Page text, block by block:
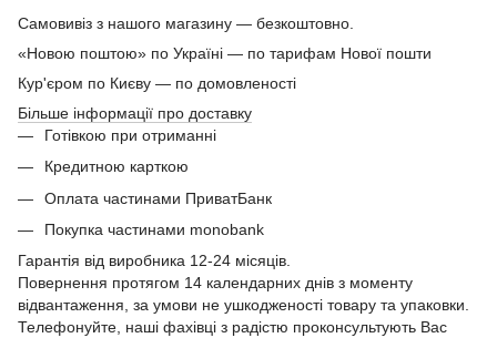
Самовивіз з нашого магазину — безкоштовно.
«Новою поштою» по Україні — по тарифам Нової пошти
Кур'єром по Києву — по домовленості
Більше інформації про доставку
Готівкою при отриманні
Кредитною карткою
Оплата частинами ПриватБанк
Покупка частинами monobank
Гарантія від виробника 12-24 місяців.
Повернення протягом 14 календарних днів з моменту
відвантаження, за умови не ушкодженості товару та упаковки.
Телефонуйте, наші фахівці з радістю проконсультують Вас